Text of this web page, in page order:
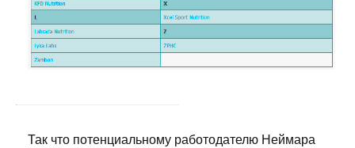
Так что потенциальному работодателю Неймара